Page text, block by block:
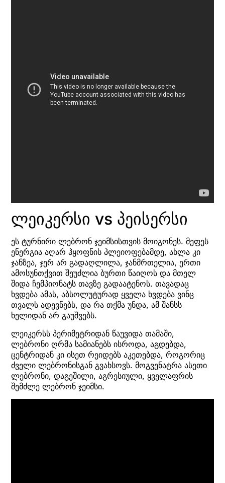
ლეიკერსი vs პეისერსი
ეს ტურნირი ლებრონ ჯეიმსისთვის მოიგონეს. მეფეს
ენერგია აღარ ჰყოფნის პლეიოფებამდე, ახლა კი
ჯანზეა, ჯერ არ გადაღლილა, ჯანმრთელია, ერთი
ამოსუნთქვით შეუძლია ბურთი წაიღოს და მთელ
შიდა ჩემპიონატს თავზე გადაატენოს. თავადაც
ხვდება ამას, აბსოლუტურად ყველა ხვდება ვინც
თვალს ადევნებს, და რა თქმა უნდა, ამ შანსს
ხელიდან არ გაუშვებს.
ლეიკერსს პერიმეტრიდან წაუვიდა თამაში,
ლებრონი ღრმა სამიანებს ისროდა, აგდებდა,
ცენტრიდან კი ისეთ რეიდებს აკეთებდა, როგორიც
ძველი ლებრონისგან გვახსოვს. მოგვენატრა ასეთი
ლებრონი, დაგეშილი, აგრესიული, ყველაფრის
შემძლე ლებრონ ჯეიმსი.